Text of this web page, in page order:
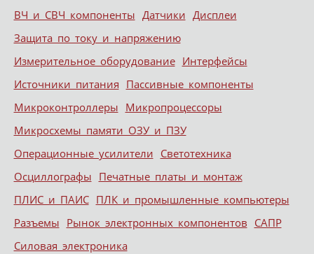
ВЧ и СВЧ компоненты Датчики Дисплеи
Защита по току и напряжению
Измерительное оборудование Интерфейсы
Источники питания Пассивные компоненты
Микроконтроллеры Микропроцессоры
Микросхемы памяти ОЗУ и ПЗУ
Операционные усилители Светотехника
Осциллографы Печатные платы и монтаж
ПЛИС и ПАИС ПЛК и промышленные компьютеры
Разъемы Рынок электронных компонентов САПР
Силовая электроника